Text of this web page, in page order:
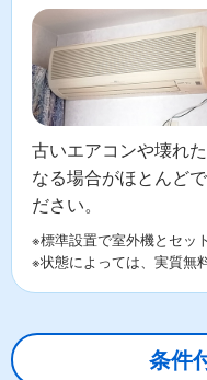
古いエアコンや壊れた
なる場合がほとんど
ださい。
※標準設置で室外機とセッ
※状態によっては、実質無
条件